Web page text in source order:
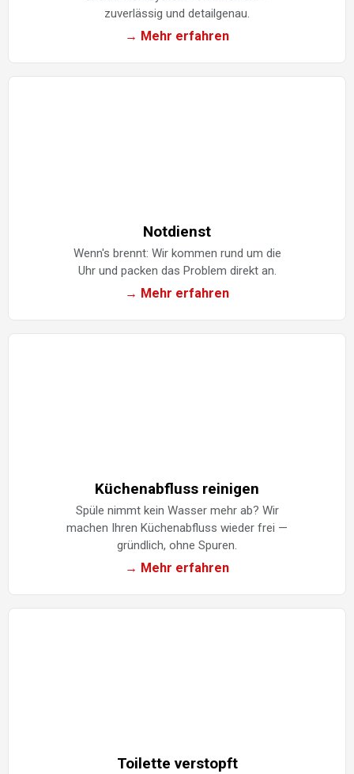
zuverlässig und detailgenau.
→ Mehr erfahren
Notdienst
Wenn's brennt: Wir kommen rund um die
Uhr und packen das Problem direkt an.
→ Mehr erfahren
Küchenabfluss reinigen
Spüle nimmt kein Wasser mehr ab? Wir
machen Ihren Küchenabfluss wieder frei —
gründlich, ohne Spuren.
→ Mehr erfahren
Toilette verstopft